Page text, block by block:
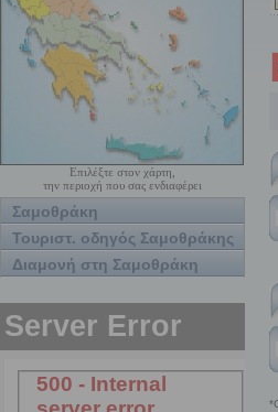
Επιλέξτε στον χάρτη,
την περιοχή που σας ενδιαφέρει
Σαμοθράκη
Τουριστ. οδηγός Σαμοθράκης
Διαμονή στη Σαμοθράκη